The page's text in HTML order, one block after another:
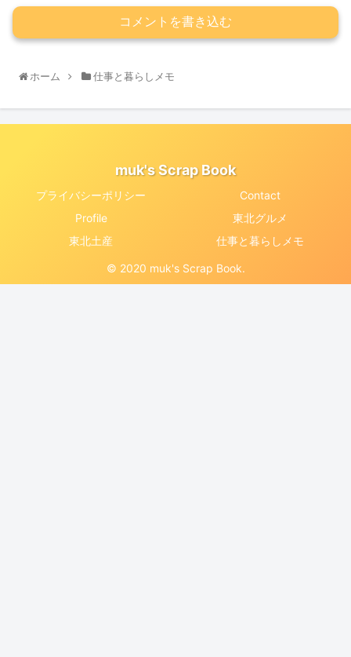
コメントを書き込む
ホーム 仕事と暮らしメモ
muk's Scrap Book
プライバシーポリシー
Contact
Profile
東北グルメ
東北土産
仕事と暮らしメモ
© 2020 muk's Scrap Book.